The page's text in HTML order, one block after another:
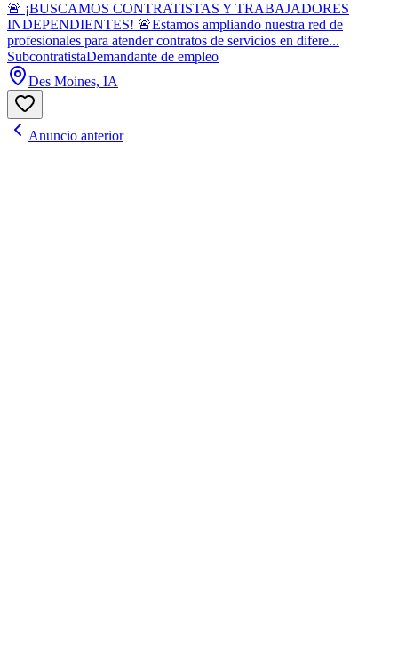
🚨 ¡BUSCAMOS CONTRATISTAS Y TRABAJADORES
INDEPENDIENTES! 🚨Estamos ampliando nuestra red de
profesionales para atender contratos de servicios en difere...
SubcontratistaDemandante de empleo
Des Moines, IA
Anuncio anterior